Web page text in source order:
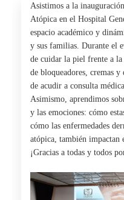
Asistimos a la
Atópica en el Hospital
espacio académico y
y sus familias. Durante el
de cuidar la piel frente a la
de bloqueadores, cremas
de acudir a consulta
Asimismo, aprendimos
y las emociones: cómo
cómo las enfermedades
atópica, también impactan
¡Gracias a todas y todos